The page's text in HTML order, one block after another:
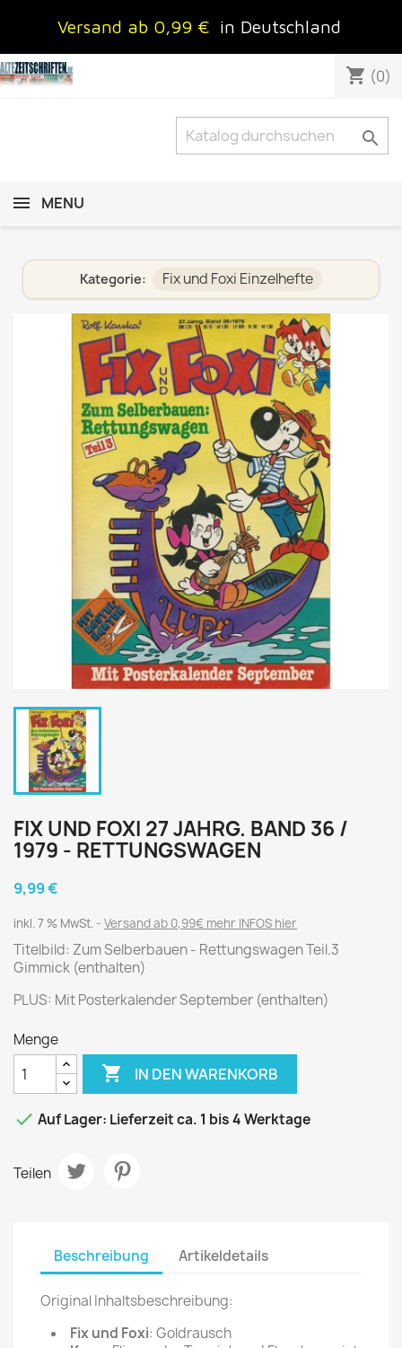
Versand ab 0,99 € in Deutschland
shopping_cart (0)

MENU
Kategorie: Fix und Foxi Einzelhefte
FIX UND FOXI 27 JAHRG. BAND 36 /
1979 - RETTUNGSWAGEN
9,99 €
inkl. 7 % MwSt. Versand ab 0,99€ mehr INFOS hier
Titelbild: Zum Selberbauen - Rettungswagen Teil.3
Gimmick (enthalten)
PLUS: Mit Posterkalender September (enthalten)
Menge
 IN DEN WARENKORB
 Auf Lager: Lieferzeit ca. 1 bis 4 Werktage
Teilen
Beschreibung Artikeldetails
Original Inhaltsbeschreibung:
Fix und Foxi: Goldrausch